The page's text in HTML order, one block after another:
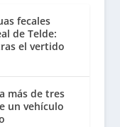
fecales
de Telde:
el vertido
más de tres
un vehículo